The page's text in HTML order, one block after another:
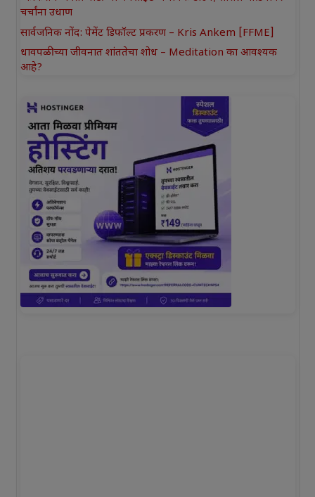
चर्चांना उधाण
सार्वजनिक नोंद: पेमेंट डिफॉल्ट प्रकरण – Kris Ankem [FFME]
धावपळीच्या जीवनात शांततेचा शोध – Meditation का आवश्यक
आहे?